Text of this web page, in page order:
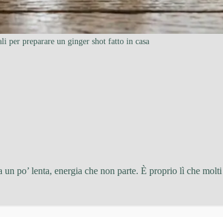
per preparare un ginger shot fatto in casa
po’ lenta, energia che non parte. È proprio lì che